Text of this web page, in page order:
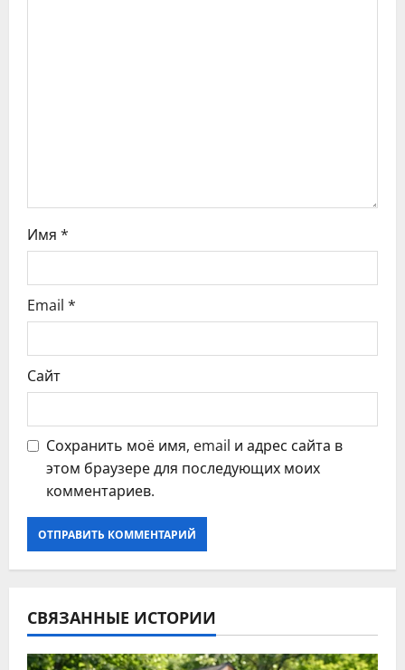
и
с
я
м
Имя *
Email *
Сайт
Сохранить моё имя, email и адрес сайта в
этом браузере для последующих моих
комментариев.
СВЯЗАННЫЕ ИСТОРИИ